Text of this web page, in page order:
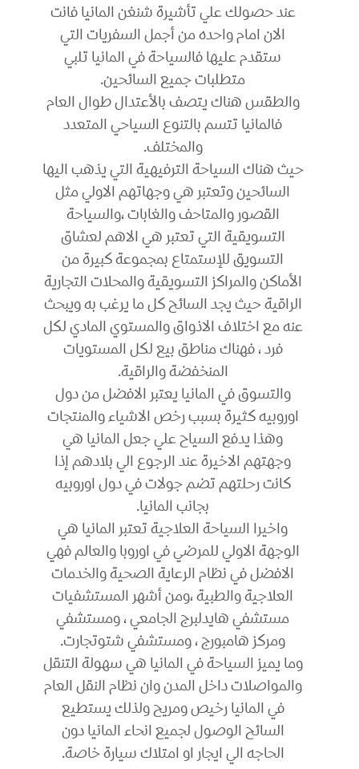
عند حصولك علي تأشيرة شنغن المانيا فانت
الان امام واحده من أجمل السفريات التي
ستقدم عليها فالسياحة في المانيا تلبي
متطلبات جميع السائحين.
والطقس هناك يتصف بالأعتدال طوال العام
فالمانيا تتسم بالتنوع السياحي المتعدد
والمختلف.
حيث هناك السياحة الترفيهية التي يذهب اليها
السائحين وتعتبر هي وجهاتهم الاولي مثل
القصور والمتاحف والغابات ،والسياحة
التسويقية التي تعتبر هي الاهم لعشاق
التسويق للإستمتاع بمجموعة كبيرة من
الأماكن والمراكز التسويقية والمحلات التجارية
الراقية حيث يجد السائح كل ما يرغب به ويبحث
عنه مع اختلاف الاذواق والمستوي المادي لكل
فرد ، فهناك مناطق بيع لكل المستويات
المنخفضة والراقية.
والتسوق في المانيا يعتبر الافضل من دول
اوروبيه كثيرة بسبب رخص الاشياء والمنتجات
وهذا يدفع السياح علي جعل المانيا هي
وجهتهم الاخيرة عند الرجوع الي بلادهم إذا
كانت رحلتهم تضم جولات في دول اوروبيه
بجانب المانيا.
واخيرا السياحة العلاجية تعتبر المانيا هي
الوجهة الاولي للمرضي في اوروبا والعالم فهي
الافضل في نظام الرعاية الصحية والخدمات
العلاجية والطبية ،ومن أشهر المستشفيات
مستشفي هايدلبرج الجامعي ، ومستشفي
ومركز هامبورج ، ومستشفي شتوتجارت.
وما يميز السياحة في المانيا هي سهولة التنقل
والمواصلات داخل المدن وان نظام النقل العام
في المانيا رخيص ومريح ولذلك يستطيع
السائح الوصول لجميع انحاء المانيا دون
الحاجه الي ايجار او امتلاك سيارة خاصة.